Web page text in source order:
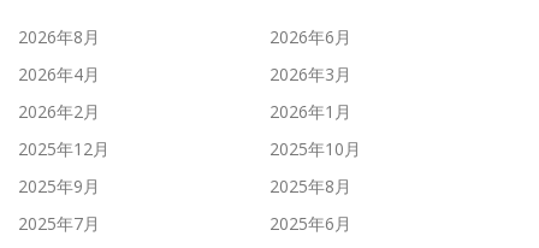
2026年8月
2026年6月
2026年4月
2026年3月
2026年2月
2026年1月
2025年12月
2025年10月
2025年9月
2025年8月
2025年7月
2025年6月